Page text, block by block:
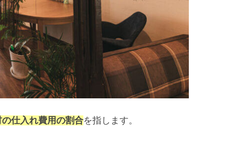
仕入れ費用の割合を指します。